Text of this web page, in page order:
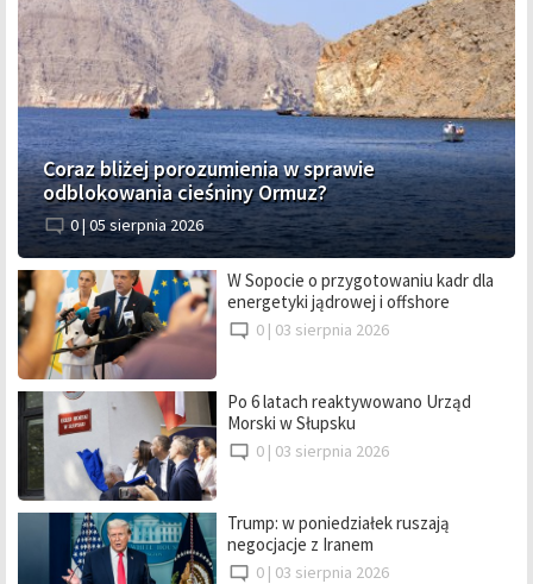
Coraz bliżej porozumienia w sprawie
odblokowania cieśniny Ormuz?
0 |05 sierpnia 2026
W Sopocie o przygotowaniu kadr dla
energetyki jądrowej i offshore
0 | 03 sierpnia 2026
Po 6 latach reaktywowano Urząd
Morski w Słupsku
0 | 03 sierpnia 2026
Trump: w poniedziałek ruszają
negocjacje z Iranem
0 | 03 sierpnia 2026